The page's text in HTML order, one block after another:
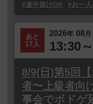
#途中抜けOK
#お一
あと
17人
2026年 08 月
13:30
8/9(日)第5回
者〜上級者向
事会でボドゲ